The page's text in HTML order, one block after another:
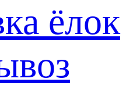
ёлок